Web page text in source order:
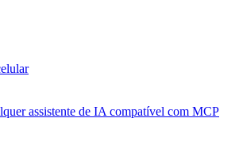
assistente de IA compatível com MCP